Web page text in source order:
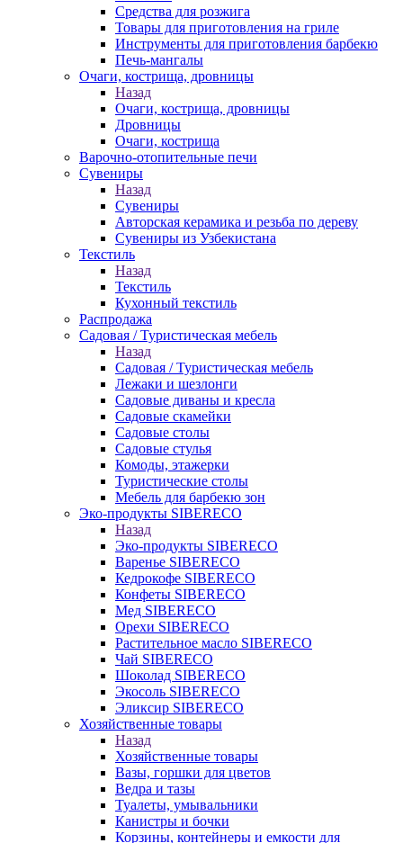
Средства для розжига
Товары для приготовления на гриле
Инструменты для приготовления барбекю
Печь-мангалы
Очаги, кострища, дровницы
Назад
Очаги, кострища, дровницы
Дровницы
Очаги, кострища
Варочно-отопительные печи
Сувениры
Назад
Сувениры
Авторская керамика и резьба по дереву
Сувениры из Узбекистана
Текстиль
Назад
Текстиль
Кухонный текстиль
Распродажа
Садовая / Туристическая мебель
Назад
Садовая / Туристическая мебель
Лежаки и шезлонги
Садовые диваны и кресла
Садовые скамейки
Садовые столы
Садовые стулья
Комоды, этажерки
Туристические столы
Мебель для барбекю зон
Эко-продукты SIBERECO
Назад
Эко-продукты SIBERECO
Варенье SIBERECO
Кедрокофе SIBERECO
Конфеты SIBERECO
Мед SIBERECO
Орехи SIBERECO
Растительное масло SIBERECO
Чай SIBERECO
Шоколад SIBERECO
Экосоль SIBERECO
Эликсир SIBERECO
Хозяйственные товары
Назад
Хозяйственные товары
Вазы, горшки для цветов
Ведра и тазы
Туалеты, умывальники
Канистры и бочки
Корзины, контейнеры и емкости для